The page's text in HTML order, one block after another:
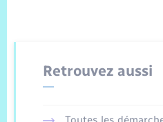
Retrouvez aussi